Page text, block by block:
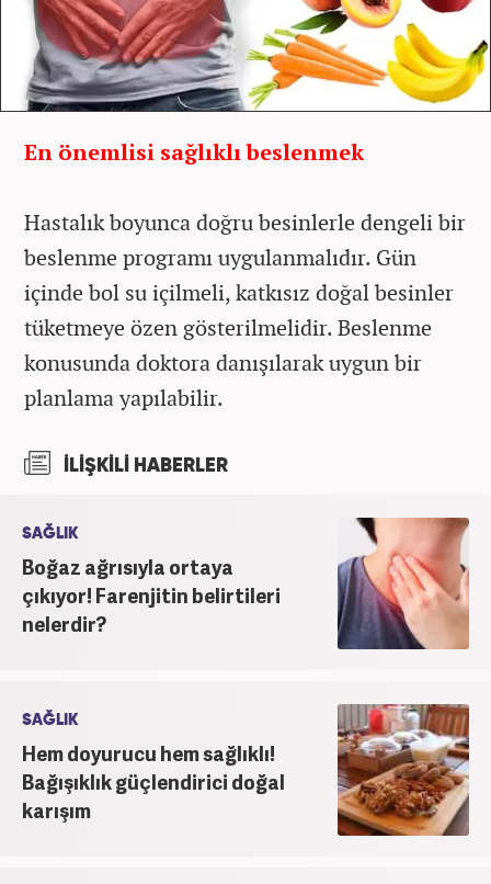
En önemlisi sağlıklı beslenmek
Hastalık boyunca doğru besinlerle dengeli bir
beslenme programı uygulanmalıdır. Gün
içinde bol su içilmeli, katkısız doğal besinler
tüketmeye özen gösterilmelidir. Beslenme
konusunda doktora danışılarak uygun bir
planlama yapılabilir.
İLİŞKİLİ HABERLER
SAĞLIK
Boğaz ağrısıyla ortaya
çıkıyor! Farenjitin belirtileri
nelerdir?
SAĞLIK
Hem doyurucu hem sağlıklı!
Bağışıklık güçlendirici doğal
karışım